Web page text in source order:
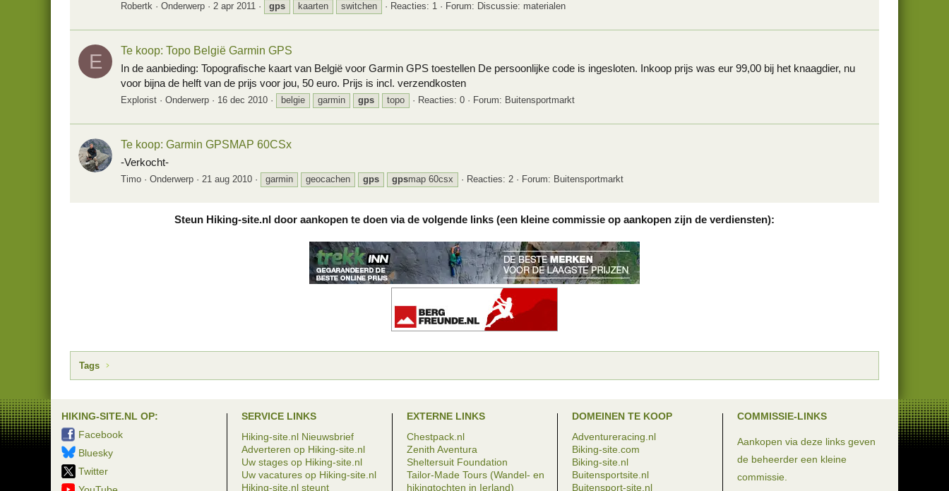
Robertk Onderwerp 2 apr 2011 gps kaarten switchen Reacties: 1 Forum: Discussie: materialen
E
Te koop: Topo België Garmin GPS
In de aanbieding: Topografische kaart van België voor Garmin GPS toestellen De persoonlijke code is ingesloten. Inkoop prijs was eur 99,00 bij het knaagdier, nu
voor bijna de helft van de prijs voor jou, 50 euro. Prijs is incl. verzendkosten
Explorist Onderwerp 16 dec 2010 belgie garmin gps topo Reacties: 0 Forum: Buitensportmarkt
Te koop: Garmin GPSMAP 60CSx
-Verkocht-
Timo Onderwerp 21 aug 2010 garmin geocachen gps gpsmap 60csx Reacties: 2 Forum: Buitensportmarkt
Steun Hiking-site.nl door aankopen te doen via de volgende links (een kleine commissie op aankopen zijn de verdiensten):
Tags
HIKING-SITE.NL OP:
Facebook
Bluesky
Twitter
SERVICE LINKS
Hiking-site.nl Nieuwsbrief
Adverteren op Hiking-site.nl
Uw stages op Hiking-site.nl
Uw vacatures op Hiking-site.nl
Hiking-site.nl steunt
EXTERNE LINKS
Chestpack.nl
Zenith Aventura
Sheltersuit Foundation
Tailor-Made Tours (Wandel- en
hikingtochten in Ierland)
DOMEINEN TE KOOP
Adventureracing.nl
Biking-site.com
Biking-site.nl
Buitensportsite.nl
Buitensport-site.nl
COMMISSIE-LINKS
Aankopen via deze links geven
de beheerder een kleine
commissie.